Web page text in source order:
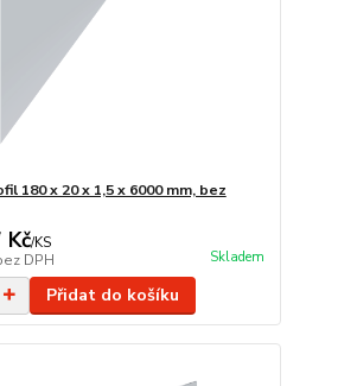
180 x 20 x 1,5 x 6000 mm, bez
Kč/KS
DPH Skladem
Přidat do košíku